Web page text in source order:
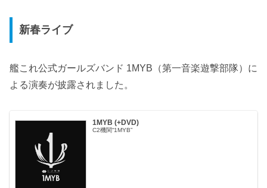
新春ライブ
艦これ公式ガールズバンド 1MYB（第一音楽遊撃部隊）に
よる演奏が披露されました。
1MYB (+DVD)
C2機関“1MYB”